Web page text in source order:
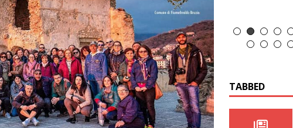
TABBED